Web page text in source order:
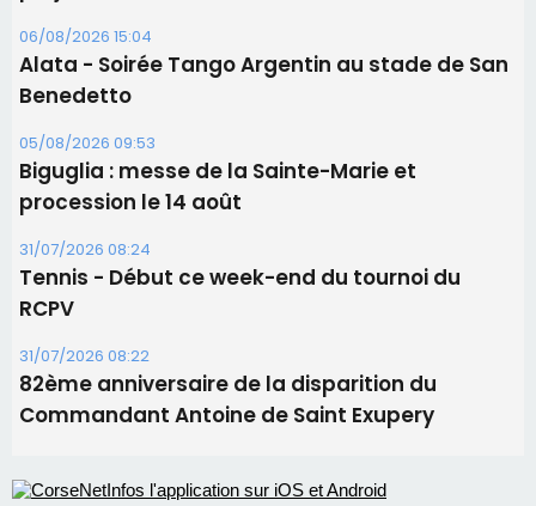
31/07/2026 08:24
Tennis - Début ce week-end du tournoi du
RCPV
31/07/2026 08:22
82ème anniversaire de la disparition du
Commandant Antoine de Saint Exupery
Les plus lus
Satine Nomary est la nouvelle Miss Corse 2026
Éclipse du 12 août : la Corse aux premières loges
d'un spectacle qui ne reviendra pas avant 2081
face à une nouvelle escroquerie au faux vendeur de